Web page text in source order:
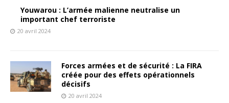
Youwarou : L’armée malienne neutralise un
important chef terroriste
20 avril 2024
Forces armées et de sécurité : La FIRA
créée pour des effets opérationnels
décisifs
20 avril 2024